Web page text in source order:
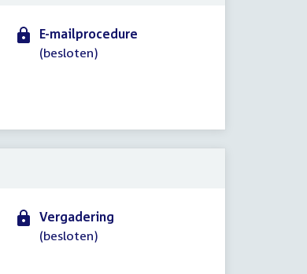
E-mailprocedure
(besloten)
Vergadering
(besloten)